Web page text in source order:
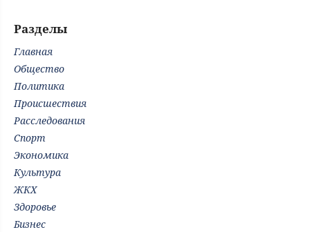
Разделы
Главная
Общество
Политика
Происшествия
Расследования
Спорт
Экономика
Культура
ЖКХ
Здоровье
Бизнес